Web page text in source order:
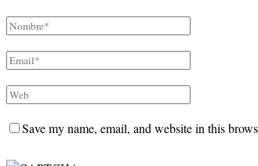
Save my name, email, and website in this